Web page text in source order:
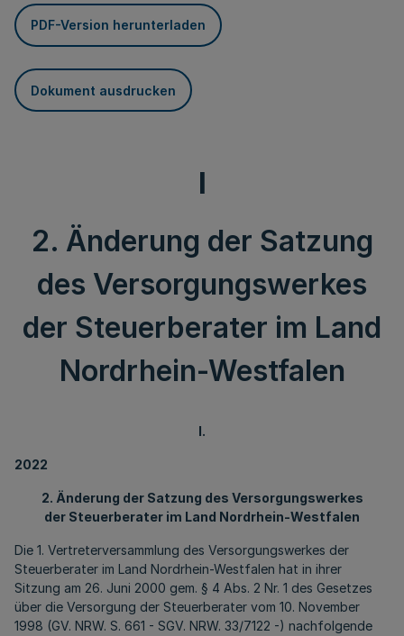
PDF-Version herunterladen
Dokument ausdrucken
I
2. Änderung der Satzung
des Versorgungswerkes
der Steuerberater im Land
Nordrhein-Westfalen
I.
2022
2. Änderung der Satzung des Versorgungswerkes
der Steuerberater im Land Nordrhein-Westfalen
Die 1. Vertreterversammlung des Versorgungswerkes der
Steuerberater im Land Nordrhein-Westfalen hat in ihrer
Sitzung am 26. Juni 2000 gem. § 4 Abs. 2 Nr. 1 des Gesetzes
über die Versorgung der Steuerberater vom 10. November
1998 (GV. NRW. S. 661 - SGV. NRW. 33/7122 -) nachfolgende